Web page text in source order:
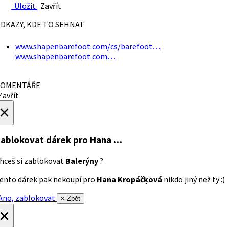
Uložit Zavřít
KDE TO SEHNAT
www.shapenbarefoot.com/cs/barefoot…
www.shapenbarefoot.com…
dárek pro Hana …
si zablokovat Balerýny?
dárek pak nekoupí pro Hana Kropáčķová nikdo jiný než ty :)
zablokovat
× Zpět